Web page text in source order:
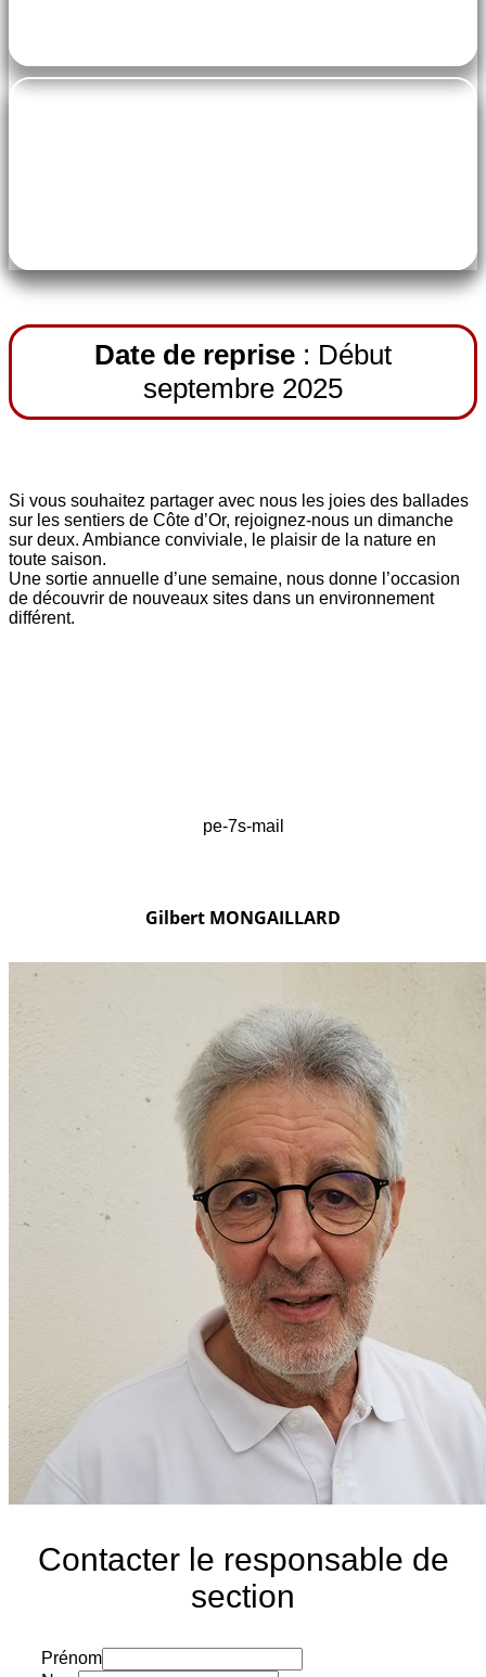
Date de reprise : Début
septembre 2025
Si vous souhaitez partager avec nous les joies des ballades
sur les sentiers de Côte d’Or, rejoignez-nous un dimanche
sur deux. Ambiance conviviale, le plaisir de la nature en
toute saison.
Une sortie annuelle d’une semaine, nous donne l’occasion
de découvrir de nouveaux sites dans un environnement
différent.
pe-7s-mail
Gilbert MONGAILLARD
Contacter le responsable de
section
Prénom